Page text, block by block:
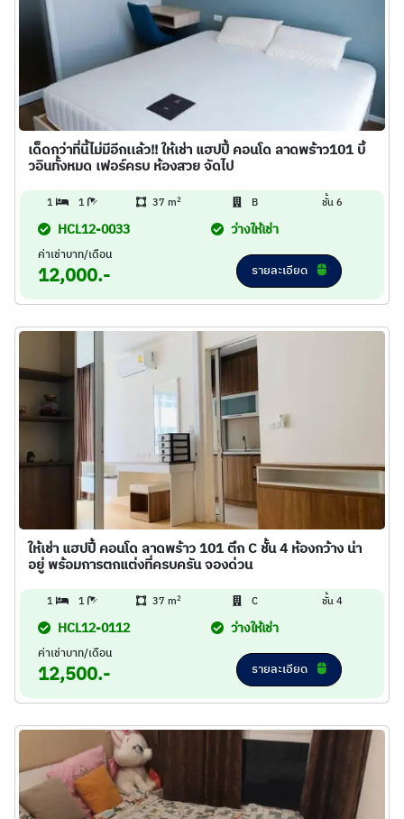
เด็ดกว่าที่นี้ไม่มีอีกเเล้ว!! ให้เช่า แฮปปี้ คอนโด ลาดพร้าว101 บิ้
วอินทั้งหมด เฟอร์ครบ ห้องสวย จัดไป
1 1 37 m2 B ชั้น 6
HCL12-0033 ว่างให้เช่า
ค่าเช่าบาท/เดือน
12,000.- รายละเอียด
ให้เช่า แฮปปี้ คอนโด ลาดพร้าว 101 ตึก C ชั้น 4 ห้องกว้าง น่า
อยู่ พร้อมการตกแต่งที่ครบครัน จองด่วน
1 1 37 m2 C ชั้น 4
HCL12-0112 ว่างให้เช่า
ค่าเช่าบาท/เดือน
12,500.- รายละเอียด